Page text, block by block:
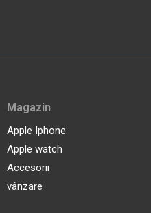
Magazin
Apple Iphone
Apple watch
Accesorii
vânzare